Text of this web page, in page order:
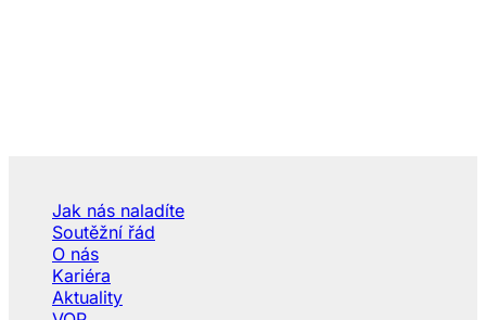
Jak nás naladíte
Soutěžní řád
O nás
Kariéra
Aktuality